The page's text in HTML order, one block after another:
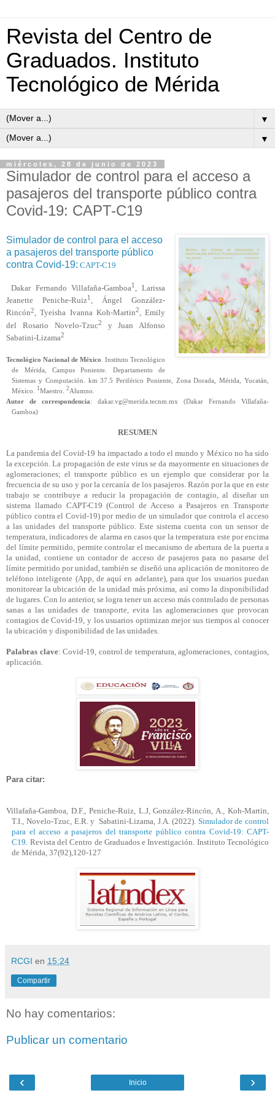
Revista del Centro de
Graduados. Instituto
Tecnológico de Mérida
▼
▼
miércoles, 28 de junio de 2023
Simulador de control para el acceso a
pasajeros del transporte público contra
Covid-19: CAPT-C19
Simulador de control para el acceso
a pasajeros del transporte público
contra Covid-19: CAPT-C19
Dakar Fernando Villafaña-Gamboa1 , Larissa
Jeanette Peniche-Ruiz1 , Ángel González-
Rincón2, Tyeisha Ivanna Koh-Martin2, Emily
del Rosario Novelo-Tzuc2
y Juan Alfonso
Sabatini-Lizama2
Tecnológico Nacional de México
. Instituto Tecnológico
de Mérida, Campus Poniente. Departamento de
Sistemas y Computación. km 37.5 Periférico Poniente, Zona Dorada, Mérida, Yucatán,
México.
1Maestro .2 Alumno.
Autor de correspondencia: dakar.vg@merida.tecnm.mx (Dakar Fernando Villafaña-
Gamboa)
RESUMEN
La pandemia del Covid-19 ha impactado a todo el mundo y México no ha sido
la excepción. La propagación de este virus se da mayormente en situaciones de
aglomeraciones; el transporte público es un ejemplo que considerar por la
frecuencia de su uso y por la cercanía de los pasajeros. Razón por la que en este
trabajo se contribuye a reducir la propagación de contagio, al diseñar un
sistema llamado CAPT-C19 (Control de Acceso a Pasajeros en Transporte
público contra el Covid-19) por medio de un simulador que controla el acceso
a las unidades del transporte público. Este sistema cuenta con un sensor de
temperatura, indicadores de alarma en casos que la temperatura este por encima
del límite permitido, permite controlar el mecanismo de abertura de la puerta a
la unidad, contiene un contador de acceso de pasajeros para no pasarse del
límite permitido por unidad, también se diseñó una aplicación de monitoreo de
teléfono inteligente (App, de aquí en adelante), para que los usuarios puedan
monitorear la ubicación de la unidad más próxima, así como la disponibilidad
de lugares. Con lo anterior, se logra tener un acceso más controlado de personas
sanas a las unidades de transporte, evita las aglomeraciones que provocan
contagios de Covid-19, y los usuarios optimizan mejor sus tiempos al conocer
la ubicación y disponibilidad de las unidades.
Palabras clave: Covid-19, control de temperatura, aglomeraciones, contagios,
aplicación.
Para citar:
Villafaña-Gamboa, D.F., Peniche-Ruiz, L.J, González-Rincón, A., Koh-Martin,
T.I., Novelo-Tzuc , E.R.y Sabatini-Lizama, J.A. (2022). Simulador de control
para el acceso a pasajeros del transporte público contra Covid-19: CAPT-
C19. Revista del Centro de Graduados e Investigación. Instituto Tecnológico
de Mérida, 37(92),120-127
RCGI en 15:24
Compartir
No hay comentarios:
Publicar un comentario
‹ ›
Inicio